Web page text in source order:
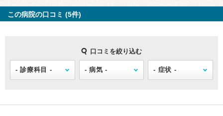
この病院の口コミ (5件)
口コミを絞り込む